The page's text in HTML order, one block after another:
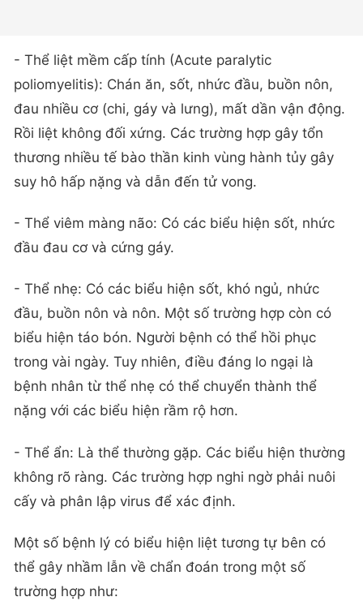
- Thể liệt mềm cấp tính (Acute paralytic
poliomyelitis): Chán ăn, sốt, nhức đầu, buồn nôn,
đau nhiều cơ (chi, gáy và lưng), mất dần vận động.
Rồi liệt không đối xứng. Các trường hợp gây tổn
thương nhiều tế bào thần kinh vùng hành tủy gây
suy hô hấp nặng và dẫn đến tử vong.
- Thể viêm màng não: Có các biểu hiện sốt, nhức
đầu đau cơ và cứng gáy.
- Thể nhẹ: Có các biểu hiện sốt, khó ngủ, nhức
đầu, buồn nôn và nôn. Một số trường hợp còn có
biểu hiện táo bón. Người bệnh có thể hồi phục
trong vài ngày. Tuy nhiên, điều đáng lo ngại là
bệnh nhân từ thể nhẹ có thể chuyển thành thể
nặng với các biểu hiện rầm rộ hơn.
- Thể ẩn: Là thể thường gặp. Các biểu hiện thường
không rõ ràng. Các trường hợp nghi ngờ phải nuôi
cấy và phân lập virus để xác định.
Một số bệnh lý có biểu hiện liệt tương tự bên có
thể gây nhầm lẫn về chẩn đoán trong một số
trường hợp như: